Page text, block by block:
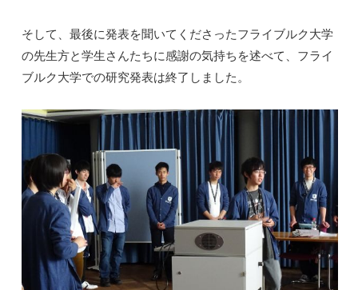
そして、最後に発表を聞いてくださったフライブルク大学
の先生方と学生さんたちに感謝の気持ちを述べて、フライ
ブルク大学での研究発表は終了しました。